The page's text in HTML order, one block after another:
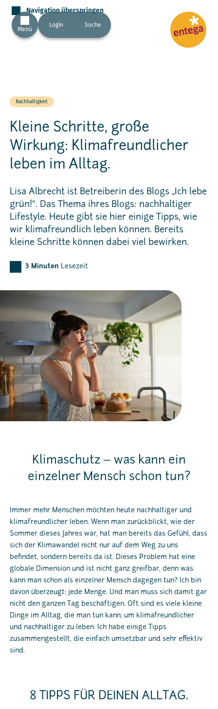
Navigation überspringen
Menü
Login Suche
Nachhaltigkeit
Kleine Schritte, große
Wirkung: Klimafreundlicher
leben im Alltag.
Lisa Albrecht ist Betreiberin des Blogs „Ich lebe
grün!“. Das Thema ihres Blogs: nachhaltiger
Lifestyle. Heute gibt sie hier einige Tipps, wie
wir klimafreundlich leben können. Bereits
kleine Schritte können dabei viel bewirken.
3 Minuten Lesezeit
Klimaschutz – was kann ein
einzelner Mensch schon tun?
Immer mehr Menschen möchten heute nachhaltiger und
klimafreundlicher leben. Wenn man zurückblickt, wie der
Sommer dieses Jahres war, hat man bereits das Gefühl, dass
sich der Klimawandel nicht nur auf dem Weg zu uns
befindet, sondern bereits da ist. Dieses Problem hat eine
globale Dimension und ist nicht ganz greifbar, denn was
kann man schon als einzelner Mensch dagegen tun? Ich bin
davon überzeugt: jede Menge. Und man muss sich damit gar
nicht den ganzen Tag beschäftigen. Oft sind es viele kleine
Dinge im Alltag, die man tun kann, um klimafreundlicher
und nachhaltiger zu leben. Ich habe einige Tipps
zusammengestellt, die einfach umsetzbar und sehr effektiv
sind.
8 TIPPS FÜR DEINEN ALLTAG.